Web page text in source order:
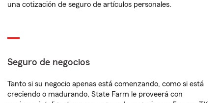
una cotización de seguro de artículos personales.
Seguro de negocios
Tanto si su negocio apenas está comenzando, como si está
creciendo o madurando, State Farm le proveerá con